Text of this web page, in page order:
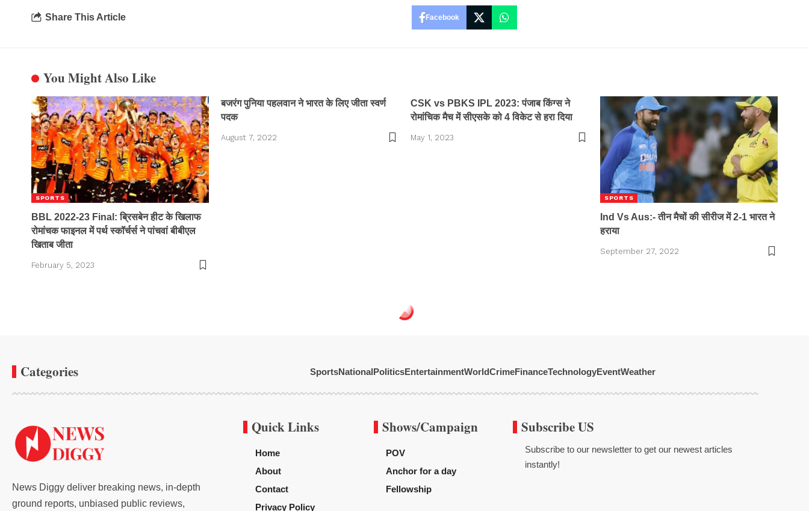
Share This Article Facebook
You Might Also Like
SPORTS
BBL 2022-23 Final: ब्रिसबेन हीट के खिलाफ
रोमांचक फाइनल में पर्थ स्कॉर्चर्स ने पांचवां बीबीएल
खिताब जीता
February 5, 2023
बजरंग पुनिया पहलवान ने भारत के लिए जीता स्वर्ण
पदक
August 7, 2022
CSK vs PBKS IPL 2023: पंजाब किंग्स ने
रोमांचिक मैच में सीएसके को 4 विकेट से हरा दिया
May 1, 2023
SPORTS
Ind Vs Aus:- तीन मैचों की सीरीज में 2-1 भारत ने
हराया
September 27, 2022
Categories SportsNationalPoliticsEntertainmentWorldCrimeFinanceTechnologyEventWeather
News Diggy deliver breaking news, in-depth
ground reports, unbiased public reviews,
Quick Links
Home
About
Contact
Privacy Policy
Shows/Campaign
POV
Anchor for a day
Fellowship
Subscribe US
Subscribe to our newsletter to get our newest articles
instantly!